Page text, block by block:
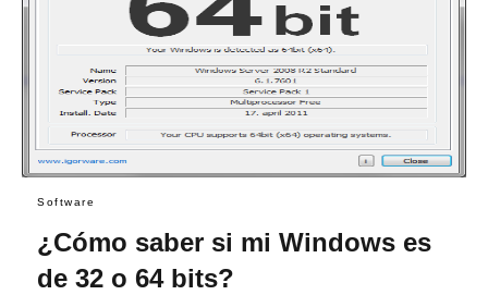
Software
¿Cómo saber si mi Windows es
de 32 o 64 bits?